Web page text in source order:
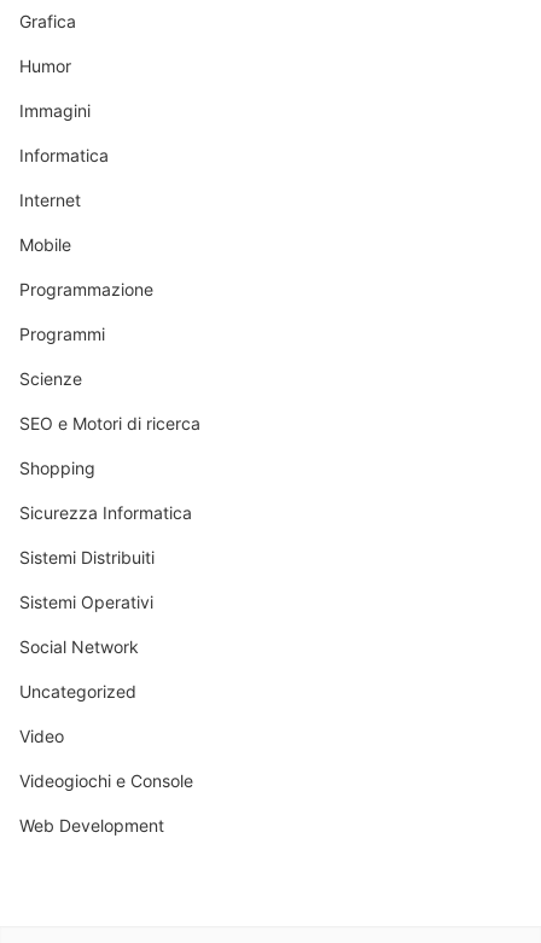
Grafica
Humor
Immagini
Informatica
Internet
Mobile
Programmazione
Programmi
Scienze
SEO e Motori di ricerca
Shopping
Sicurezza Informatica
Sistemi Distribuiti
Sistemi Operativi
Social Network
Uncategorized
Video
Videogiochi e Console
Web Development